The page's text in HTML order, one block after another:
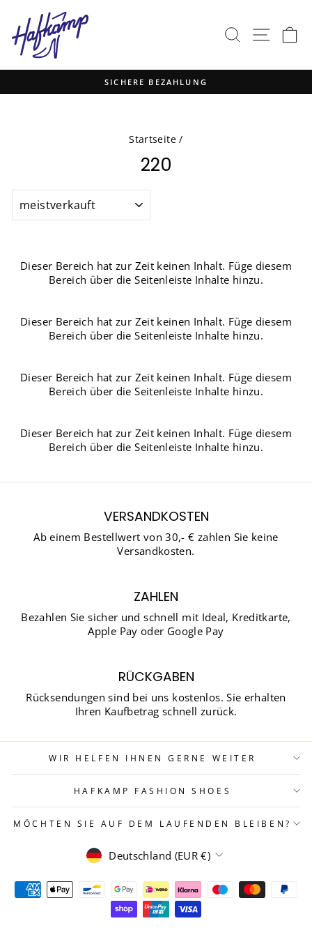
Inhalt
SUCHE
Pause
SICHERE BEZAHLUNG
Startseite /
220
SORTIEREN
Dieser Bereich hat zur Zeit keinen Inhalt. Füge diesem
Bereich über die Seitenleiste Inhalte hinzu.
Dieser Bereich hat zur Zeit keinen Inhalt. Füge diesem
Bereich über die Seitenleiste Inhalte hinzu.
Dieser Bereich hat zur Zeit keinen Inhalt. Füge diesem
Bereich über die Seitenleiste Inhalte hinzu.
Dieser Bereich hat zur Zeit keinen Inhalt. Füge diesem
Bereich über die Seitenleiste Inhalte hinzu.
VERSANDKOSTEN
Ab einem Bestellwert von 30,- € zahlen Sie keine
Versandkosten.
ZAHLEN
Bezahlen Sie sicher und schnell mit Ideal, Kreditkarte,
Apple Pay oder Google Pay
RÜCKGABEN
Rücksendungen sind bei uns kostenlos. Sie erhalten
Ihren Kaufbetrag schnell zurück.
WIR HELFEN IHNEN GERNE WEITER
HAFKAMP FASHION SHOES
MÖCHTEN SIE AUF DEM LAUFENDEN BLEIBEN?
WÄHRUNG
Deutschland (EUR €)